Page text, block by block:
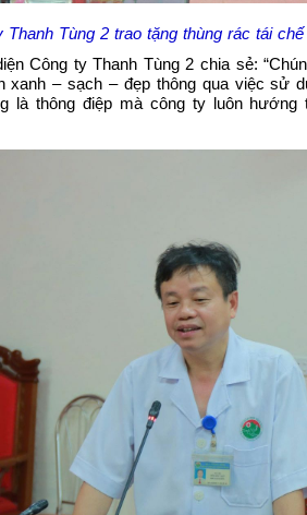
Thanh Tùng 2 trao tặng thùng rác tái
Công ty Thanh Tùng 2 chia sẻ:
xanh – sạch – đẹp thông qua việc sử
là thông điệp mà công ty luôn hướng